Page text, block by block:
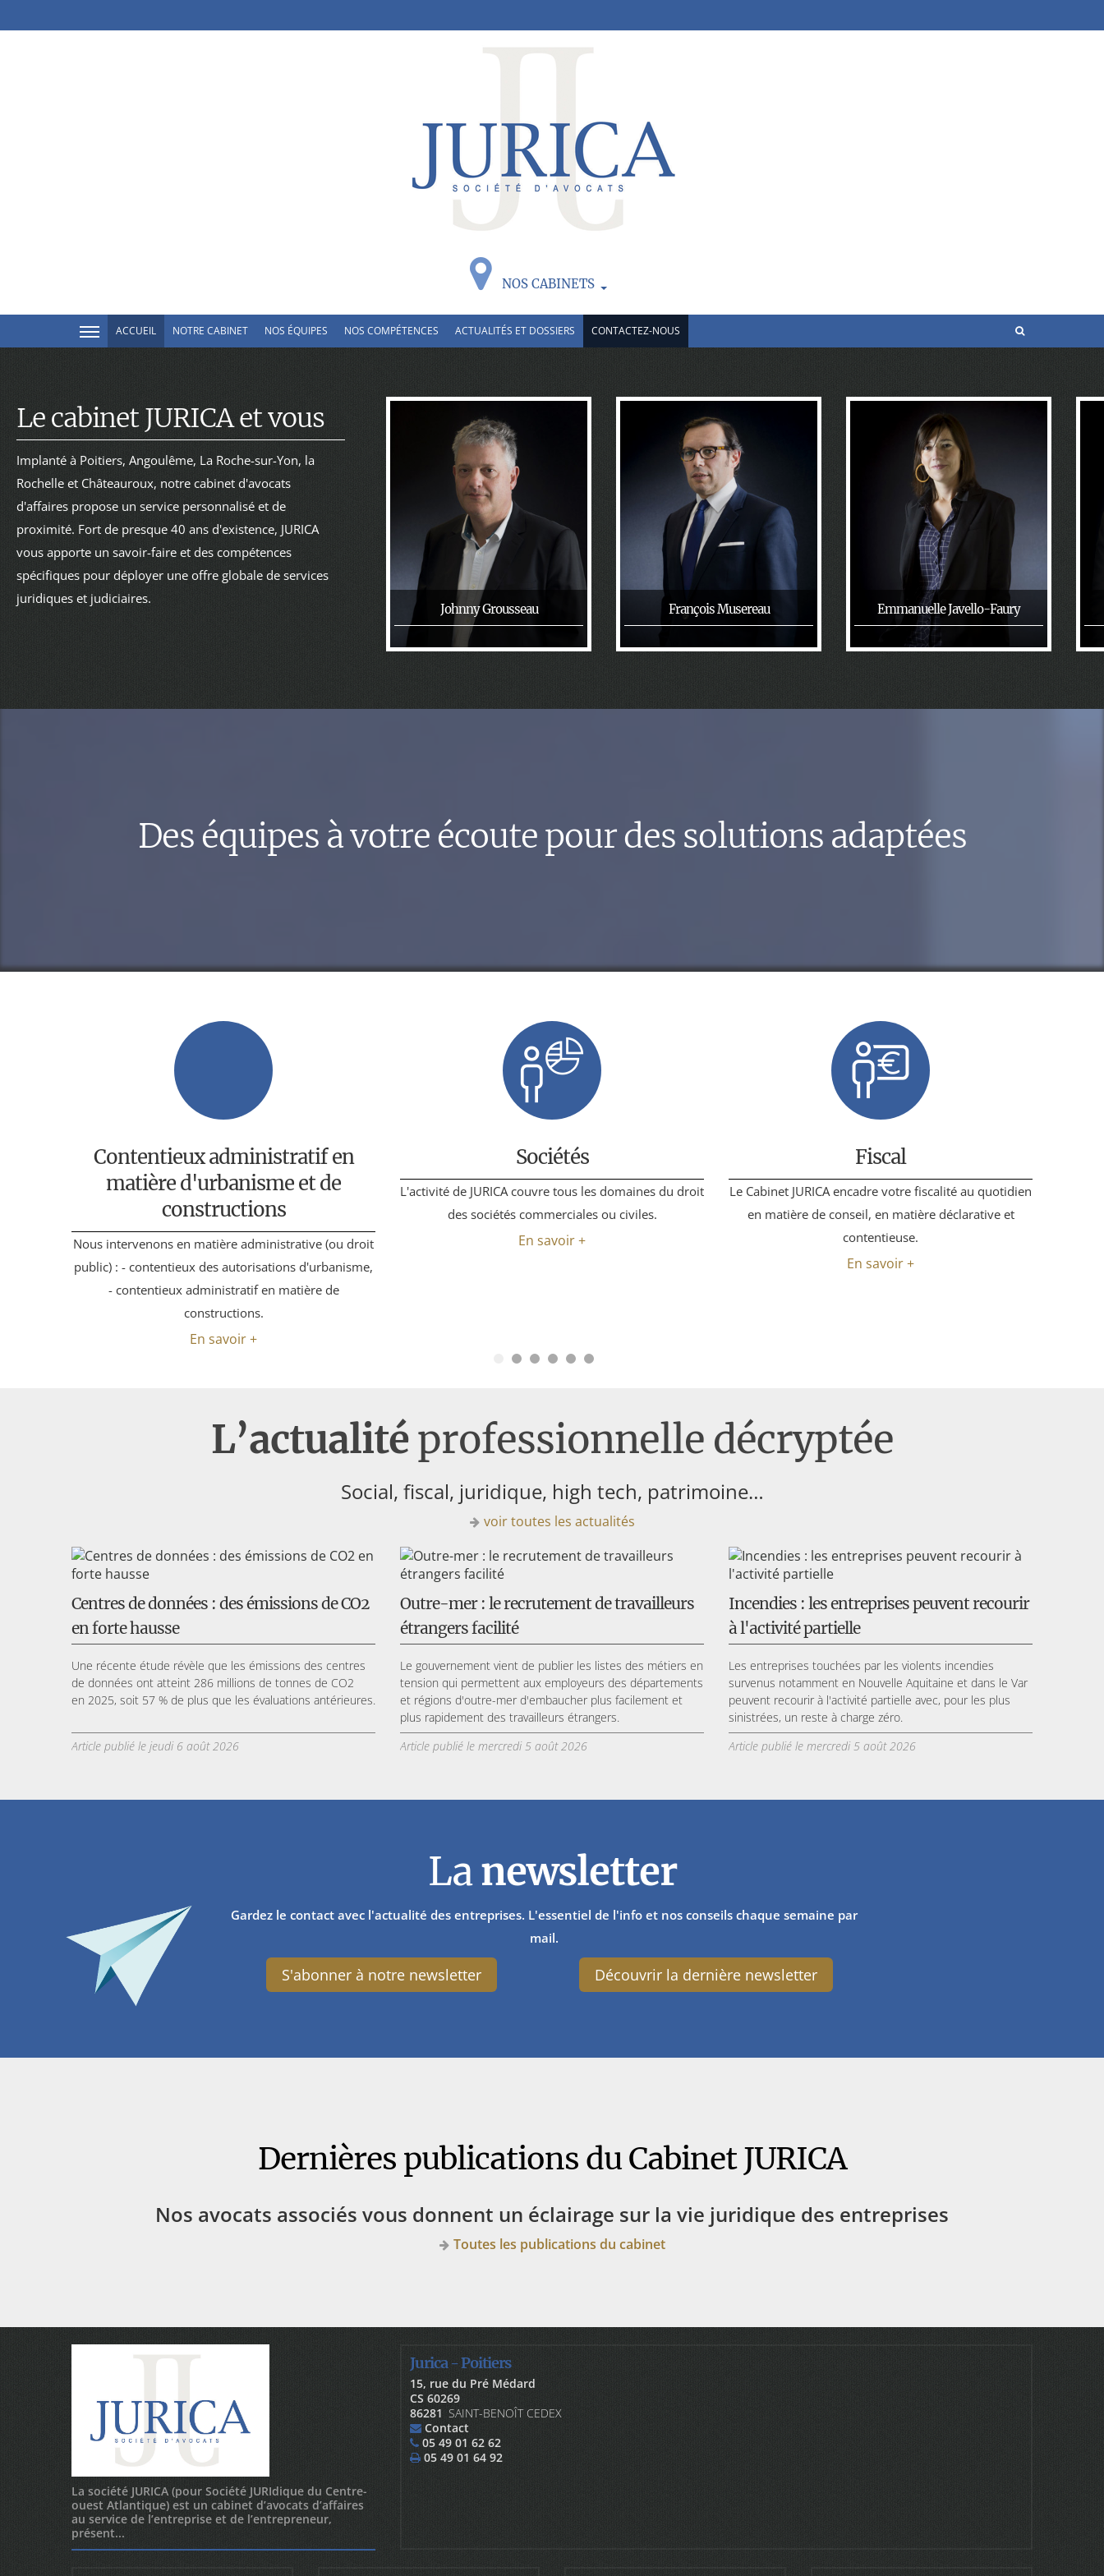
NOS CABINETS
ACCUEIL NOTRE CABINET NOS ÉQUIPES NOS COMPÉTENCES ACTUALITÉS ET DOSSIERS CONTACTEZ-NOUS
Le cabinet JURICA et vous
Implanté à Poitiers, Angoulême, La Roche-sur-Yon, la
Rochelle et Châteauroux, notre cabinet d'avocats
d'affaires propose un service personnalisé et de
proximité. Fort de presque 40 ans d'existence, JURICA
vous apporte un savoir-faire et des compétences
spécifiques pour déployer une offre globale de services
juridiques et judiciaires.
Johnny Grousseau François Musereau Emmanuelle Javello-Faury
Des équipes à votre écoute pour des solutions adaptées
Contentieux administratif en
matière d'urbanisme et de
constructions
Nous intervenons en matière administrative (ou droit
public) : - contentieux des autorisations d'urbanisme,
- contentieux administratif en matière de
constructions.
En savoir +
Sociétés
L'activité de JURICA couvre tous les domaines du droit
des sociétés commerciales ou civiles.
En savoir +
Fiscal
Le Cabinet JURICA encadre votre fiscalité au quotidien
en matière de conseil, en matière déclarative et
contentieuse.
En savoir +
L’actualitéprofessionnelle décryptée
Social, fiscal, juridique, high tech, patrimoine…
voir toutes les actualités
Centres de données : des émissions de CO2
en forte hausse
Une récente étude révèle que les émissions des centres
de données ont atteint 286 millions de tonnes de CO2
en 2025, soit 57 % de plus que les évaluations antérieures.
Article publié le jeudi 6 août 2026
Outre-mer : le recrutement de travailleurs
étrangers facilité
Le gouvernement vient de publier les listes des métiers en
tension qui permettent aux employeurs des départements
et régions d'outre-mer d'embaucher plus facilement et
plus rapidement des travailleurs étrangers.
Article publié le mercredi 5 août 2026
Incendies : les entreprises peuvent recourir
à l'activité partielle
Les entreprises touchées par les violents incendies
survenus notamment en Nouvelle Aquitaine et dans le Var
peuvent recourir à l'activité partielle avec, pour les plus
sinistrées, un reste à charge zéro.
Article publié le mercredi 5 août 2026
Lanewsletter
Gardez le contact avec l'actualité des entreprises. L'essentiel de l'info et nos conseils chaque semaine par
mail.
S'abonner à notre newsletter Découvrir la dernière newsletter
Dernières publications du Cabinet JURICA
Nos avocats associés vous donnent un éclairage sur la vie juridique des entreprises
Toutes les publications du cabinet
La société JURICA (pour Société JURIdique du Centre-
ouest Atlantique) est un cabinet d’avocats d’affaires
au service de l’entreprise et de l’entrepreneur,
présent...
Jurica - Poitiers
15, rue du Pré Médard
CS 60269
86281 SAINT-BENOÎT CEDEX
Contact
05 49 01 62 62
05 49 01 64 92